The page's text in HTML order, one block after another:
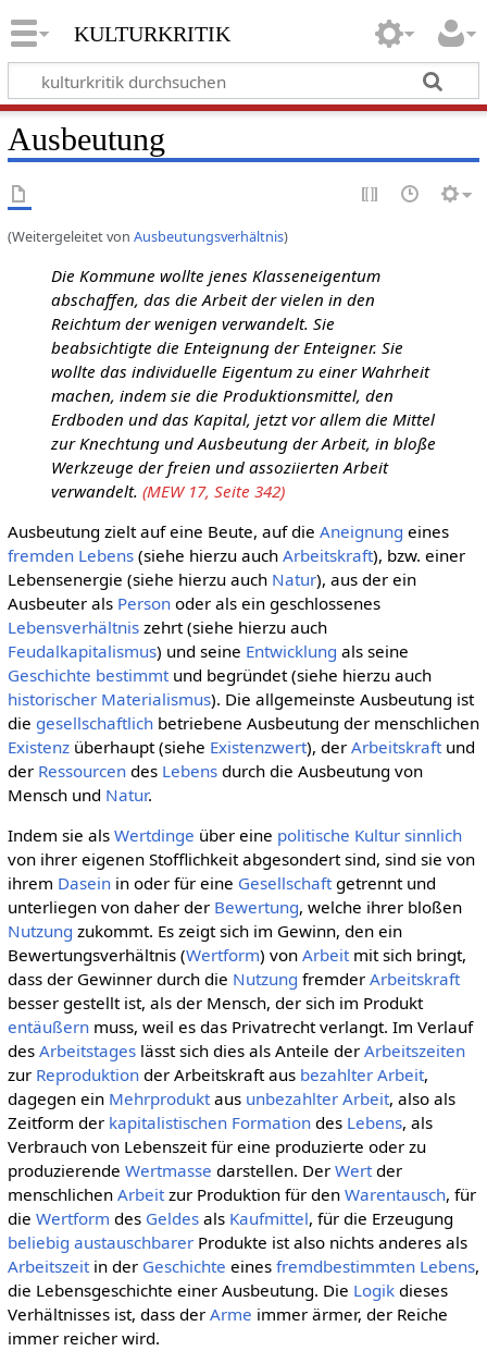
kulturkritik
Ausbeutung
(Weitergeleitet von Ausbeutungsverhältnis)
Die Kommune wollte jenes Klasseneigentum
abschaffen, das die Arbeit der vielen in den
Reichtum der wenigen verwandelt. Sie
beabsichtigte die Enteignung der Enteigner. Sie
wollte das individuelle Eigentum zu einer Wahrheit
machen, indem sie die Produktionsmittel, den
Erdboden und das Kapital, jetzt vor allem die Mittel
zur Knechtung und Ausbeutung der Arbeit, in bloße
Werkzeuge der freien und assoziierten Arbeit
verwandelt. (MEW 17, Seite 342)
Ausbeutung zielt auf eine Beute, auf die Aneignung eines
fremden Lebens(siehe hierzu auch Arbeitskraft), bzw. einer
Lebensenergie (siehe hierzu auch Natur), aus der ein
Ausbeuter als Personoder als ein geschlossenes
Lebensverhältniszehrt (siehe hierzu auch
Feudalkapitalismus) und seine Entwicklung als seine
Geschichte bestimmtund begründet (siehe hierzu auch
historischer Materialismus). Die allgemeinste Ausbeutung ist
die gesellschaftlichbetriebene Ausbeutung der menschlichen
Existenzüberhaupt (siehe Existenzwert), der Arbeitskraftund
der Ressourcendes Lebensdurch die Ausbeutung von
Mensch und Natur.
Indem sie als Wertdinge über eine politische Kultur sinnlich
von ihrer eigenen Stofflichkeit abgesondert sind, sind sie von
ihrem Daseinin oder für eine Gesellschaftgetrennt und
unterliegen von daher der Bewertung, welche ihrer bloßen
Nutzung zukommt. Es zeigt sich im Gewinn, den ein
Bewertungsverhältnis (Wertform) von Arbeitmit sich bringt,
dass der Gewinner durch die Nutzung fremder Arbeitskraft
besser gestellt ist, als der Mensch, der sich im Produkt
entäußernmuss, weil es das Privatrecht verlangt. Im Verlauf
des Arbeitstageslässt sich dies als Anteile der Arbeitszeiten
zur Reproduktionder Arbeitskraft aus bezahlter Arbeit,
dagegen ein Mehrproduktaus unbezahlter Arbeit, also als
Zeitform der kapitalistischen Formationdes Lebens, als
Verbrauch von Lebenszeit für eine produzierte oder zu
produzierende Wertmasse darstellen. Der Wertder
menschlichen Arbeitzur Produktion für den Warentausch, für
die Wertform des Geldesals Kaufmittel, für die Erzeugung
beliebig austauschbarerProdukte ist also nichts anderes als
Arbeitszeitin der Geschichte eines fremdbestimmten Lebens,
die Lebensgeschichte einer Ausbeutung. Die Logikdieses
Verhältnisses ist, dass der Arme immer ärmer, der Reiche
immer reicher wird.